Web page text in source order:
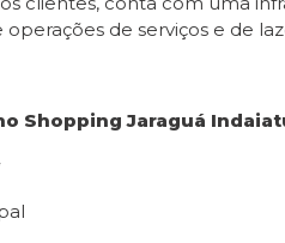
de serviços e de
Shopping Jaraguá